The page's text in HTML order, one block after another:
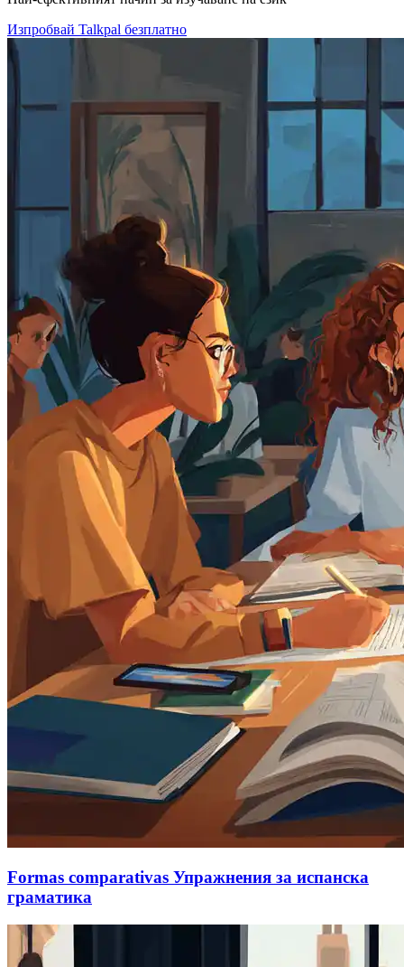
Изпробвай Talkpal безплатно
Formas comparativas Упражнения за испанска
граматика